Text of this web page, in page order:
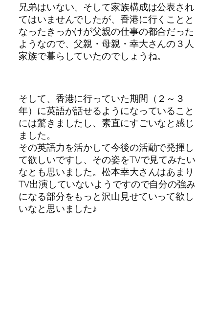
兄弟はいない、そして家族構成は公表され
てはいませんでしたが、香港に行くことと
なったきっかけが父親の仕事の都合だった
ようなので、父親・母親・幸大さんの３人
家族で暮らしていたのでしょうね。
そして、香港に行っていた期間（２～３
年）に英語が話せるようになっていること
には驚きましたし、素直にすごいなと感じ
ました。
その英語力を活かして今後の活動で発揮し
て欲しいですし、その姿をTVで見てみたい
なとも思いました。松本幸大さんはあまり
TV出演していないようですので自分の強み
になる部分をもっと沢山見せていって欲し
いなと思いました♪